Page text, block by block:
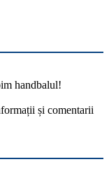
handbalul!
și comentarii